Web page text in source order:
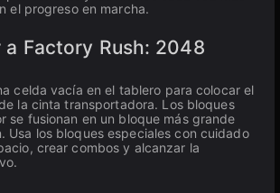
el progreso en marcha.
a Factory Rush: 2048
celda vacía en el tablero para colocar el
la cinta transportadora. Los bloques
se fusionan en un bloque más grande
Usa los bloques especiales con cuidado
crear combos y alcanzar la